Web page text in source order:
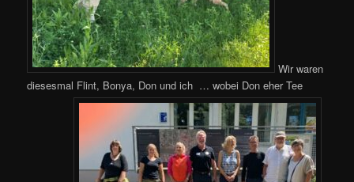
Wir waren
diesesmal Flint, Bonya, Don und ich … wobei Don eher Tee